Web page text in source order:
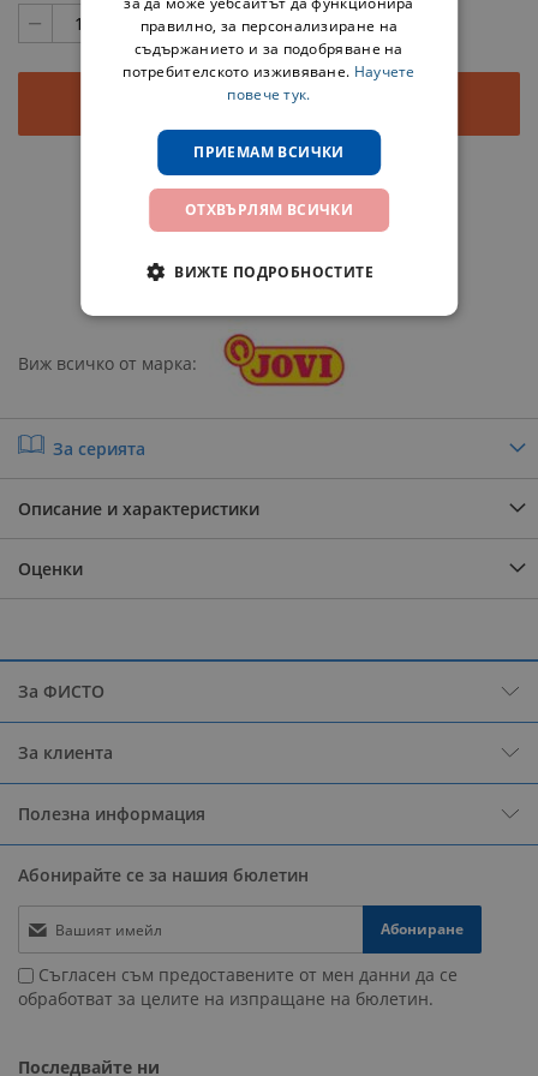
Добави в количката
Добави в любими
Добави за сравнение
Сподели
Виж всичко от марка
За серията
Описание и характеристики
Оценки
За ФИСТО
За клиента
Полезна информация
Абонирайте се за нашия бюлетин
Абониране
Съгласен съм предоставените от мен данни да се
обработват за целите на изпращане на бюлетин.
Последвайте ни
правилно, за персонализиране на
съдържанието и за подобряване на
потребителското изживяване. Научете
повече тук.
ПРИЕМАМ ВСИЧКИ
ОТХВЪРЛЯМ ВСИЧКИ
ВИЖТЕ ПОДРОБНОСТИТЕ